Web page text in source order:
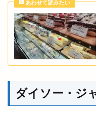
ダイソー・ジ